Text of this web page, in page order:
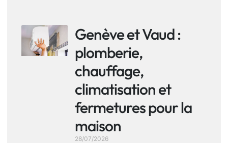
Genève et Vaud :
plomberie,
chauffage,
climatisation et
fermetures pour la
maison
28/07/2026